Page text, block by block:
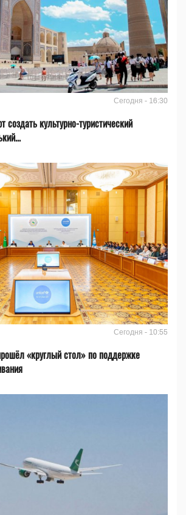
Сегодня - 16:30
создать культурно-туристический
Сегодня - 10:55
«круглый стол» по поддержке